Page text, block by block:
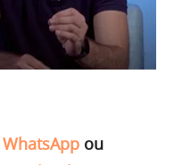
WhatsApp ou